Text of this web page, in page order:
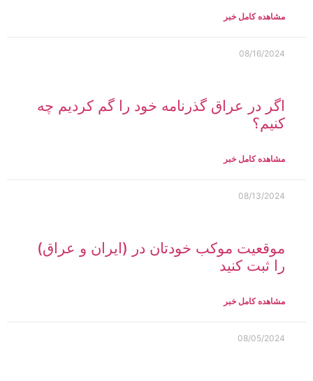
مشاهده کامل خبر
08/16/2024
اگر در عراق گذرنامه خود را گم کردیم چه
کنیم؟
مشاهده کامل خبر
08/13/2024
موقعیت موکب خودتان در (ایران و عراق)
را ثبت کنید
مشاهده کامل خبر
08/05/2024